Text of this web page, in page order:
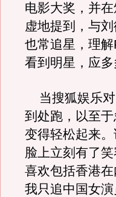
电影大奖，并
虚地提到，与
也常追星，理
看到明星，应多
当搜狐娱乐对
到处跑，以至
变得轻松起来
脸上立刻有了
喜欢包括香港
我只追中国女演